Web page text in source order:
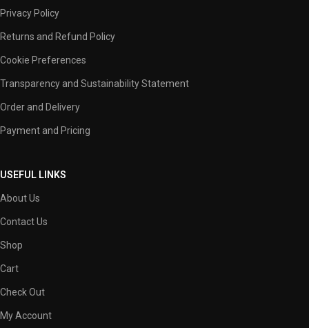
Privacy Policy
Returns and Refund Policy
Cookie Preferences
Transparency and Sustainability Statement
Order and Delivery
Payment and Pricing
USEFUL LINKS
About Us
Contact Us
Shop
Cart
Check Out
My Account